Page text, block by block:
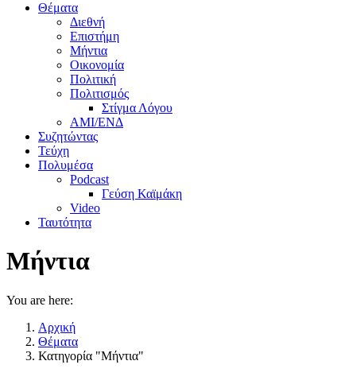
Θέματα
Διεθνή
Επιστήμη
Μήντια
Οικονομία
Πολιτική
Πολιτισμός
Στίγμα Λόγου
AMI/ΕΝΔ
Συζητώντας
Τεύχη
Πολυμέσα
Podcast
Γεύση Καϊμάκη
Video
Ταυτότητα
Μήντια
You are here:
Αρχική
Θέματα
Κατηγορία "Μήντια"